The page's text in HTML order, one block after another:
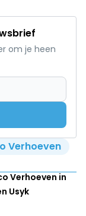
om je heen
Verhoeven
Verhoeven in
Usyk